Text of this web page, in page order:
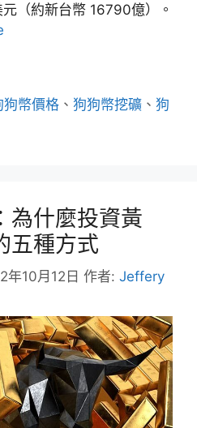
（約新台幣 16790億）。
狗幣價格 、狗狗幣挖礦 、狗
為什麼投資黃
五種方式
10月12日 作者: Jeffery